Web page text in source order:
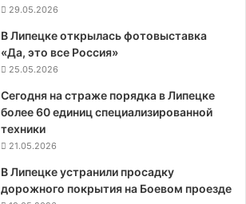
29.05.2026
В Липецке открылась фотовыставка
«Да, это все Россия»
25.05.2026
Сегодня на страже порядка в Липецке
более 60 единиц специализированной
техники
21.05.2026
В Липецке устранили просадку
дорожного покрытия на Боевом проезде